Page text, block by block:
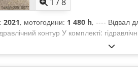
2021, мотогодини: 1 480 h, ---- Відвал
контур У комплекті: